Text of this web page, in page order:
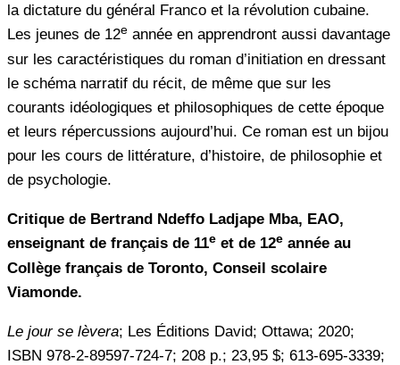
la dictature du général Franco et la révolution cubaine.
Les jeunes de 12e année en apprendront aussi davantage
sur les caractéristiques du roman d’initiation en dressant
le schéma narratif du récit, de même que sur les
courants idéologiques et philosophiques de cette époque
et leurs répercussions aujourd’hui. Ce roman est un bijou
pour les cours de littérature, d’histoire, de philosophie et
de psychologie.
Critique de Bertrand Ndeffo Ladjape Mba, EAO,
enseignant de français de 11e et de 12e année au
Collège français de Toronto, Conseil scolaire
Viamonde.
Le jour se lèvera; Les Éditions David; Ottawa; 2020;
ISBN 978-2-89597-724-7; 208 p.; 23,95 $; 613-695-3339;